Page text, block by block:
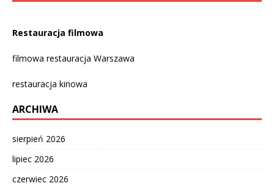
Restauracja filmowa
filmowa restauracja Warszawa
restauracja kinowa
ARCHIWA
sierpień 2026
lipiec 2026
czerwiec 2026